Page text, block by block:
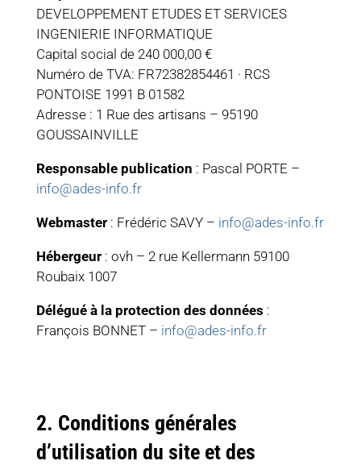
DEVELOPPEMENT ETUDES ET SERVICES
INGENIERIE INFORMATIQUE
Capital social de 240 000,00 €
Numéro de TVA: FR72382854461 · RCS
PONTOISE 1991 B 01582
Adresse : 1 Rue des artisans – 95190
GOUSSAINVILLE
Responsable publication : Pascal PORTE –
info@ades-info.fr
Webmaster: Frédéric SAVY – info@ades-info.fr
Hébergeur: ovh – 2 rue Kellermann 59100
Roubaix 1007
Délégué à la protection des données :
François BONNET – info@ades-info.fr
2. Conditions générales
d’utilisation du site et des